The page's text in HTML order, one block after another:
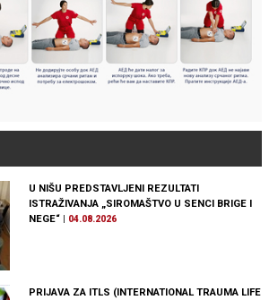
U NIŠU PREDSTAVLJENI REZULTATI
ISTRAŽIVANJA „SIROMAŠTVO U SENCI BRIGE I
NEGE“ | 04.08.2026
PRIJAVA ZA ITLS (INTERNATIONAL TRAUMA LIFE